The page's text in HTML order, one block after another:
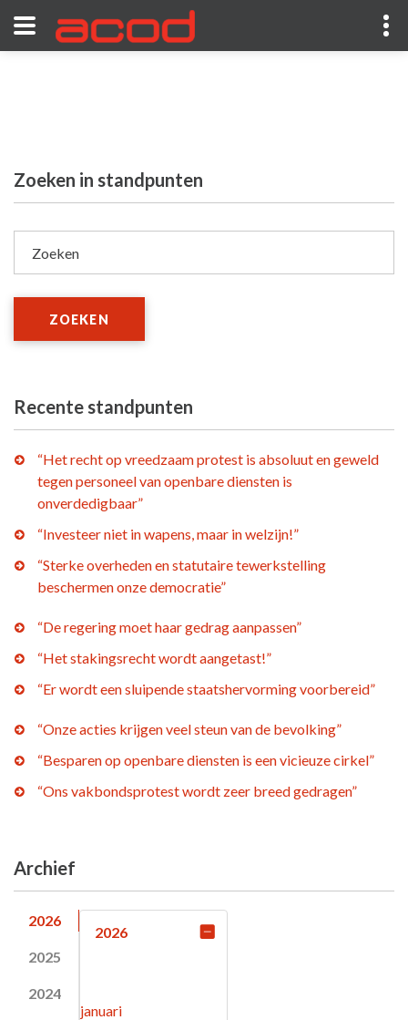
Zoeken in standpunten
Zoeken
ZOEKEN
Recente standpunten
“Het recht op vreedzaam protest is absoluut en geweld
tegen personeel van openbare diensten is
onverdedigbaar”
“Investeer niet in wapens, maar in welzijn!”
“Sterke overheden en statutaire tewerkstelling
beschermen onze democratie”
“De regering moet haar gedrag aanpassen”
“Het stakingsrecht wordt aangetast!”
“Er wordt een sluipende staatshervorming voorbereid”
“Onze acties krijgen veel steun van de bevolking”
“Besparen op openbare diensten is een vicieuze cirkel”
“Ons vakbondsprotest wordt zeer breed gedragen”
Archief
2026
2025
2024
2026
januari